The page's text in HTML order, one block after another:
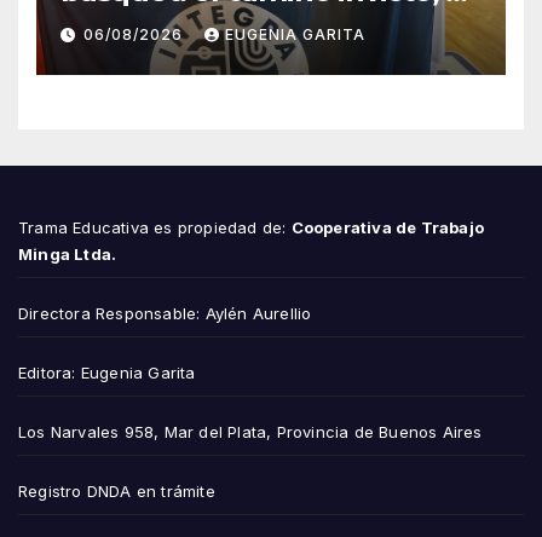
esfuerzo familiar y la jugada
que valió un Mundial
06/08/2026 EUGENIA GARITA
Trama Educativa es propiedad de: Cooperativa de Trabajo
Minga Ltda.
Directora Responsable: Aylén Aurellio
Editora: Eugenia Garita
Los Narvales 958, Mar del Plata, Provincia de Buenos Aires
Registro DNDA en trámite